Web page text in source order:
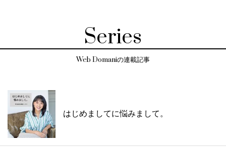
Series
Web Domaniの連載記事
はじめましてに悩みまして。